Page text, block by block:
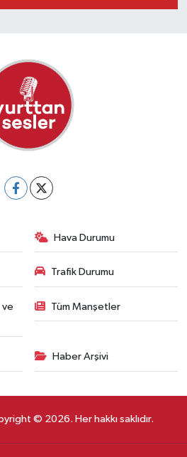
Hava Durumu
Trafik Durumu
ve
Tüm Manşetler
Haber Arşivi
© 2026. Her hakkı saklıdır.